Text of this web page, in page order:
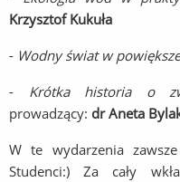
Krzysztof Kukuła
- Wodny świat w
- Krótka historia o
prowadzący: dr Aneta
W te wydarzenia
Studenci:) Za cały